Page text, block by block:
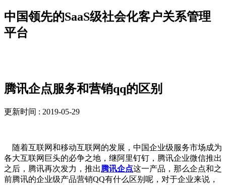
中国领先的SaaS级社会化客户关系管理
平台
腾讯企点服务和营销qq的区别
更新时间 : 2019-05-29
随着互联网和移动互联网的发展，中国企业级服务市场成为
各大互联网巨头的必争之地，继阿里钉钉，腾讯企业微信推出
之后，腾讯再次发力，推出腾讯企点这一产品，那么企点和之
前腾讯的企业级产品营销QQ有什么区别呢，对于企业来说，